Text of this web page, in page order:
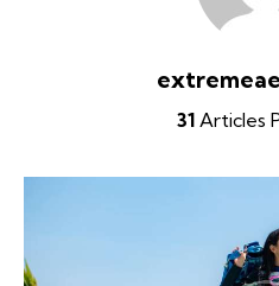
31 Articles